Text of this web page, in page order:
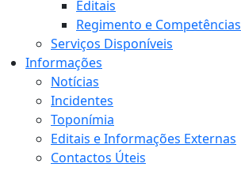
Editais
Regimento e Competências
Serviços Disponíveis
Informações
Notícias
Incidentes
Toponímia
Editais e Informações Externas
Contactos Úteis